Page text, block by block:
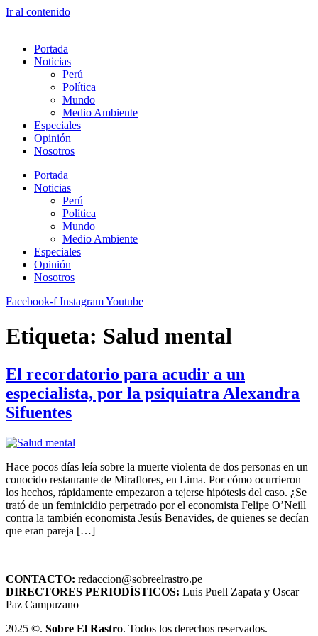
Ir al contenido
Portada
Noticias
Perú
Política
Mundo
Medio Ambiente
Especiales
Opinión
Nosotros
Portada
Noticias
Perú
Política
Mundo
Medio Ambiente
Especiales
Opinión
Nosotros
Facebook-f InstagramYoutube
Etiqueta: Salud mental
El recordatorio para acudir a un
especialista, por la psiquiatra Alexandra
Sifuentes
Hace pocos días leía sobre la muerte violenta de dos personas en un
conocido restaurante de Miraflores, en Lima. Por cómo ocurrieron
los hechos, rápidamente empezaron a tejerse hipótesis del caso. ¿Se
trató de un feminicidio perpetrado por el economista Felipe O’Neill
contra la también economista Jesús Benavides, de quienes se decían
que eran pareja […]
CONTACTO: redaccion@sobreelrastro.pe
DIRECTORES PERIODÍSTICOS: Luis Puell Zapata y Oscar
Paz Campuzano
2025 ©. Sobre El Rastro. Todos los derechos reservados.